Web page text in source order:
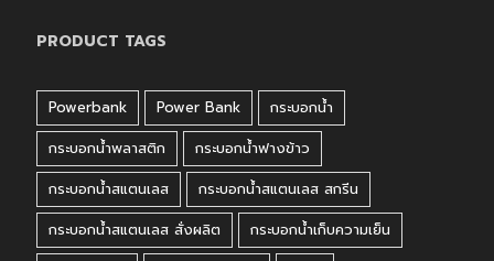
PRODUCT TAGS
Powerbank Power Bank
กระบอกน้ำ
กระบอกน้ำพลาสติก
กระบอกน้ำฟางข้าว
กระบอกน้ำสแตนเลส
กระบอกน้ำสแตนเลส สกรีน
กระบอกน้ำสแตนเลส สั่งผลิต
กระบอกน้ำเก็บความเย็น